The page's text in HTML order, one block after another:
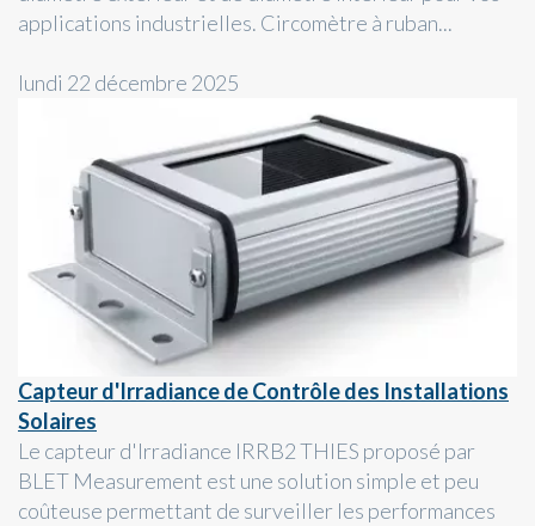
applications industrielles. Circomètre à ruban...
lundi 22 décembre 2025
Capteur d'Irradiance de Contrôle des Installations
Solaires
Le capteur d'Irradiance IRRB2 THIES proposé par
BLET Measurement est une solution simple et peu
coûteuse permettant de surveiller les performances